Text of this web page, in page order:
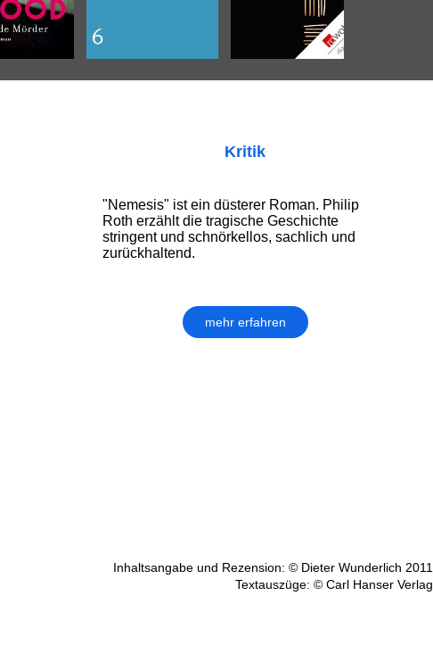
Kritik
"Nemesis" ist ein düsterer Roman. Philip
Roth erzählt die tragische Geschichte
stringent und schnörkellos, sachlich und
zurückhaltend.
mehr erfahren
Inhaltsangabe und Rezension: © Dieter Wunderlich 2011
Textauszüge: © Carl Hanser Verlag